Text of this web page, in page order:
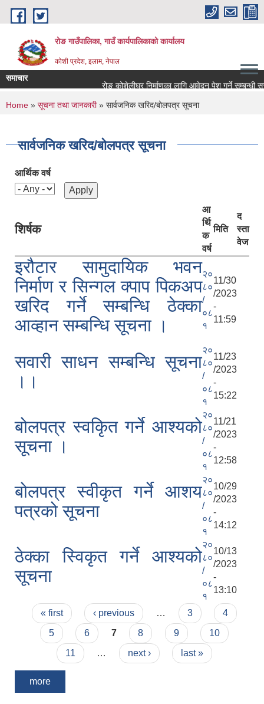
Skip to main content
रोङ गाउँपालिका, गाउँ कार्यपालिकाको कार्यालय
कोशी प्रदेश, इलाम, नेपाल
समाचार
रोङ कोशेलीघर निर्माणका लागि आवेदन पेश गर्ने सम्बन्धी
You are here
Home » सूचना तथा जानकारी» सार्वजनिक खरिद/बोलपत्र सूचना
सार्वजनिक खरिद/बोलपत्र सूचना
आर्थिक वर्ष
शिर्षक
आ
र्थि
क
वर्ष
मिति
द
स्ता
वेज
इरौटार सामुदायिक भवन
निर्माण र सिन्गल क्पाप पिकअप
खरिद गर्ने सम्बन्धि ठेक्का
आव्हान सम्बन्धि सूचना ।
२०
८०
/
०८
१
11/30
/2023
-
11:59
सवारी साधन सम्बन्धि सूचना
।।
२०
८०
/
०८
१
11/23
/2023
-
15:22
बोलपत्र स्वकिृत गर्ने आश्यको
सूचना ।
२०
८०
/
०८
१
11/21
/2023
-
12:58
बोलपत्र स्वीकृत गर्ने आशय
पत्रको सूचना
२०
८०
/
०८
१
10/29
/2023
-
14:12
ठेक्का स्विकृत गर्ने आश्यको
सूचना
२०
८०
/
०८
१
10/13
/2023
-
13:10
Pages
« first ‹ previous … 3
4
5
6 7 8 9
10
11
… next › last »
more